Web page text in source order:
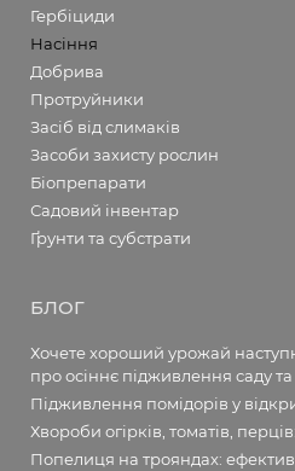
Гербіциди
Насіння
Добрива
Протруйники
Засіб від слимаків
Засоби захисту рослин
Біопрепарати
Садовий інвентар
Ґрунти та субстрати
БЛОГ
Хочете хороший урожай
про осіннє підживлення саду
Підживлення помідорів у
Хвороби огірків, томатів,
Попелиця на трояндах: